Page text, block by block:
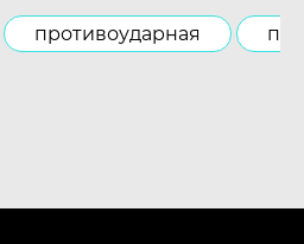
противоударная